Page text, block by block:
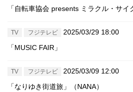
「自転車協会 presents ミラクル・サイ
TV フジテレビ
2025/03/29 18:00
「MUSIC FAIR」
TV フジテレビ
2025/03/09 12:00
「なりゆき街道旅」（NANA）